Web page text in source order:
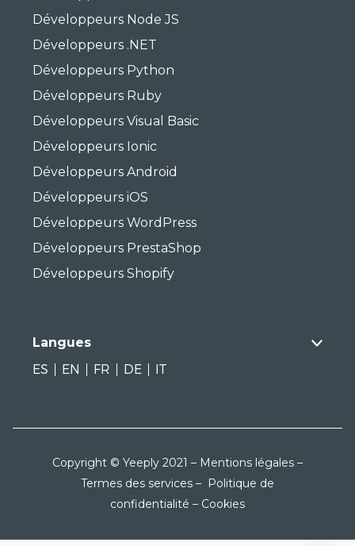
Développeurs Node JS
Développeurs .NET
Développeurs Python
Développeurs Ruby
Développeurs Visual Basic
Développeurs Ionic
Développeurs Android
Développeurs iOS
Développeurs WordPress
Développeurs PrestaShop
Développeurs Shopify
Langues
ES
EN FR DE IT
Copyright © Yeeply 2021 – Mentions légales –
Termes des services –
Politique de
confidentialité – Cookies